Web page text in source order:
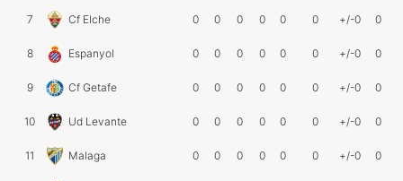
7 Cf Elche 0 0 0 0 0 0 +/-0 0
8 Espanyol 0 0 0 0 0 0 +/-0 0
9 Cf Getafe 0 0 0 0 0 0 +/-0 0
10 Ud Levante 0 0 0 0 0 0 +/-0 0
11 Malaga 0 0 0 0 0 0 +/-0 0